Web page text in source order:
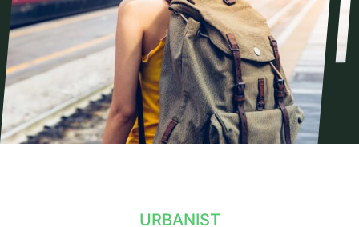
URBANIST